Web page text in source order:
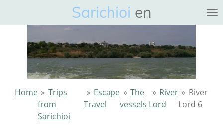
hoofdinhoud
Sarichioi en
Home » Trips
from
Sarichioi
» Escape
Travel
» The
vessels
» River
Lord
» River
Lord 6